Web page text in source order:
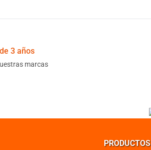
3 años
marcas
PRODUCTOS